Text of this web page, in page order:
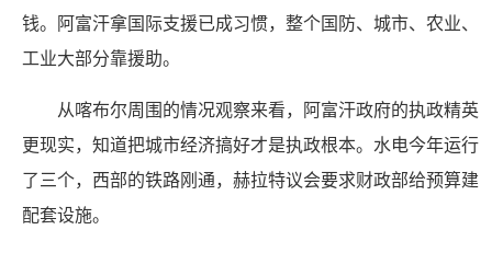
钱。阿富汗拿国际支援已成习惯，整个国防、城市、农业、
工业大部分靠援助。
从喀布尔周围的情况观察来看，阿富汗政府的执政精英
更现实，知道把城市经济搞好才是执政根本。水电今年运行
了三个，西部的铁路刚通，赫拉特议会要求财政部给预算建
配套设施。